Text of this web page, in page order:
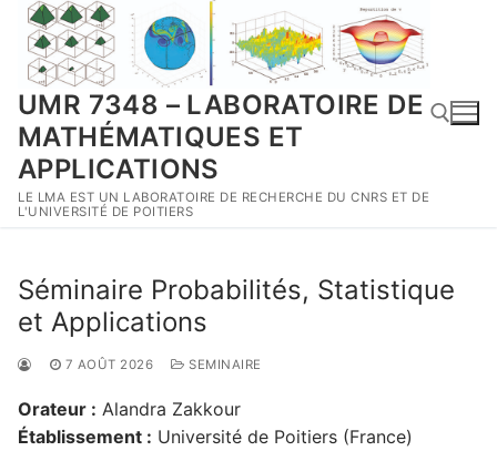
Aller
contenu
UMR 7348 – LABORATOIRE DE
MATHÉMATIQUES ET
APPLICATIONS
LE LMA EST UN LABORATOIRE DE RECHERCHE DU CNRS ET DE
L'UNIVERSITÉ DE POITIERS
Rechercher :
Séminaire Probabilités, Statistique
et Applications
7 AOÛT 2026 SEMINAIRE
Orateur : Alandra Zakkour
Établissement : Université de Poitiers (France)